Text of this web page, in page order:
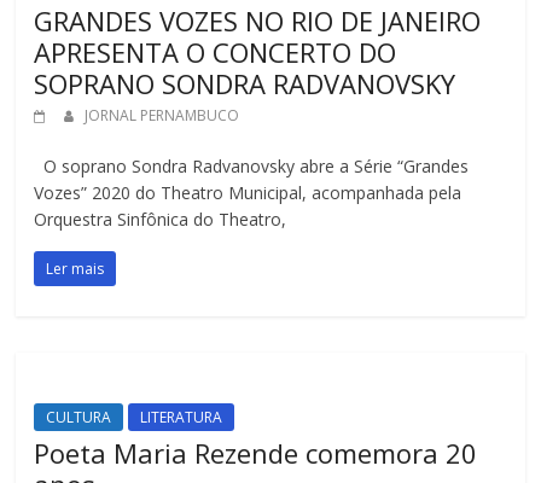
GRANDES VOZES NO RIO DE JANEIRO
APRESENTA O CONCERTO DO
SOPRANO SONDRA RADVANOVSKY
JORNAL PERNAMBUCO
O soprano Sondra Radvanovsky abre a Série “Grandes
Vozes” 2020 do Theatro Municipal, acompanhada pela
Orquestra Sinfônica do Theatro,
Ler mais
CULTURA LITERATURA
Poeta Maria Rezende comemora 20